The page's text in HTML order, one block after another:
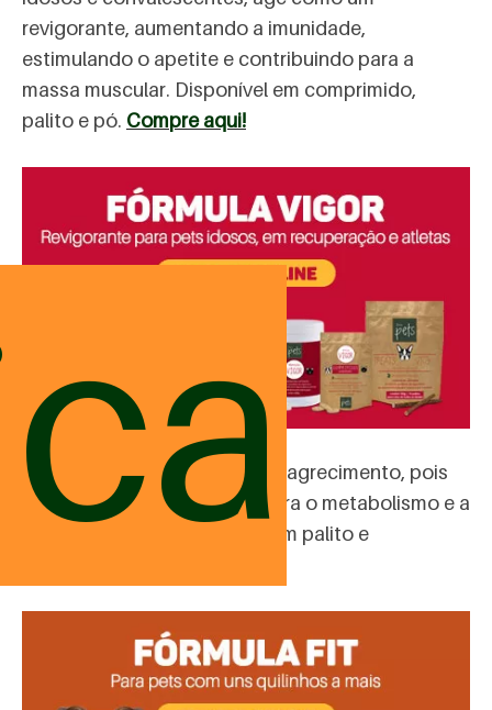
revigorante, aumentando a imunidade,
estimulando o apetite e contribuindo para a
massa muscular. Disponível em comprimido,
palito e pó. Compre aqui!
Fit: auxilia no processo de emagrecimento, pois
promove a saciedade e acelera o metabolismo e a
queima calórica. Disponível em palito e